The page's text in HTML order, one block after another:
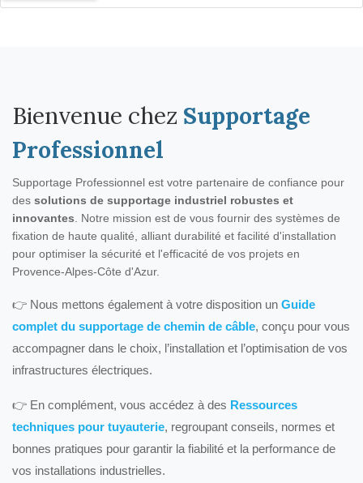
Bienvenue chez Supportage
Professionnel
Supportage Professionnel est votre partenaire de confiance pour
des solutions de supportage industriel robustes et
innovantes . Notre mission est de vous fournir des systèmes de
fixation de haute qualité, alliant durabilité et facilité d'installation
pour optimiser la sécurité et l'efficacité de vos projets en
Provence-Alpes-Côte d'Azur.
👉 Nous mettons également à votre disposition un Guide
complet du supportage de chemin de câble, conçu pour vous
accompagner dans le choix, l’installation et l’optimisation de vos
infrastructures électriques.
👉 En complément, vous accédez à des Ressources
techniques pour tuyauterie, regroupant conseils, normes et
bonnes pratiques pour garantir la fiabilité et la performance de
vos installations industrielles.